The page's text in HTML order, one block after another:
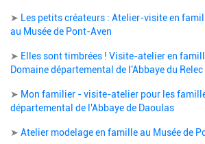
➤ Les petits créateurs : Atelier-visite en
au Musée de Pont-Aven
➤ Elles sont timbrées ! Visite-atelier en
Domaine départemental de l'Abbaye du Relec
➤ Mon familier - visite-atelier pour les
départemental de l'Abbaye de Daoulas
➤ Atelier modelage en famille au Musée de